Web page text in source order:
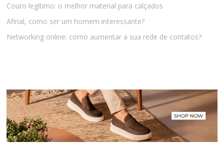
Couro legítimo: o melhor material para calçados
Afinal, como ser um homem interessante?
Networking online: como aumentar a sua rede de contatos?